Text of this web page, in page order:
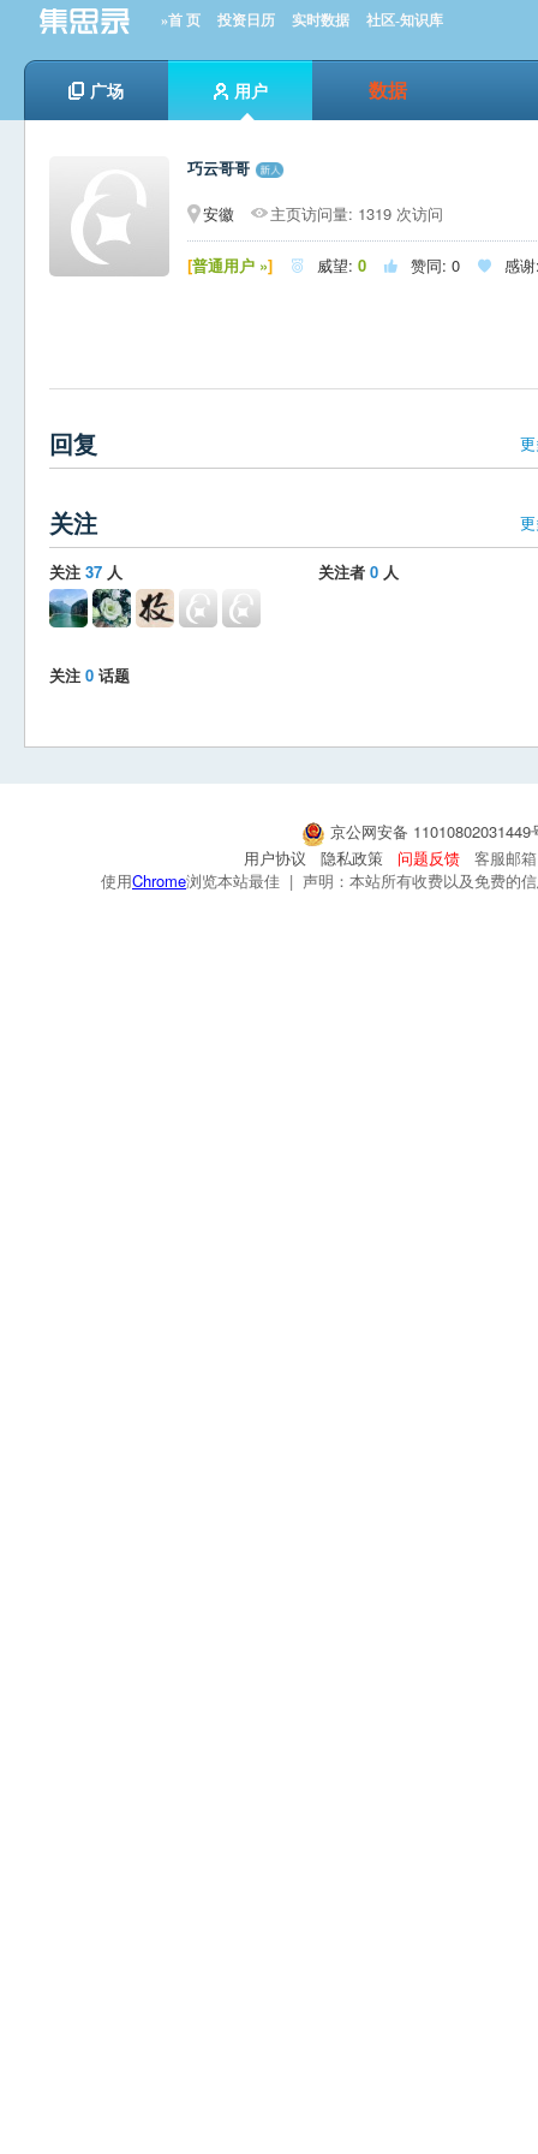
»首 页 投资日历 实时数据 社区-知识库
广场 用户 数据
巧云哥哥
安徽
主页访问量: 1319 次访问
[普通用户 »]  威望: 0  赞同: 0  感
回复
关注
关注 37 人 关注者 0 人
关注 0 话题
京公网安备
用户协议
隐私政策 问题反馈
客服邮
使用Chrome浏览本站最佳 | 声明：本站所有收费以及免费的